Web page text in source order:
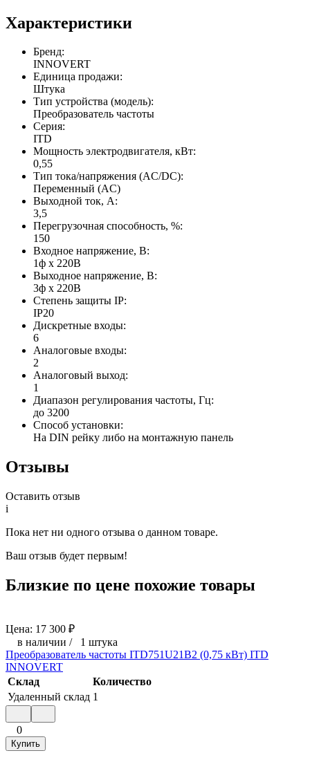
Характеристики
Бренд:
INNOVERT
Единица продажи:
Штука
Тип устройства (модель):
Преобразователь частоты
Серия:
ITD
Мощность электродвигателя, кВт:
0,55
Тип тока/напряжения (AC/DC):
Переменный (AC)
Выходной ток, А:
3,5
Перегрузочная способность, %:
150
Входное напряжение, В:
1ф x 220В
Выходное напряжение, В:
3ф х 220В
Степень защиты IP:
IP20
Дискретные входы:
6
Аналоговые входы:
2
Аналоговый выход:
1
Диапазон регулирования частоты, Гц:
до 3200
Способ установки:
На DIN рейку либо на монтажную панель
Отзывы
Оставить отзыв
i
Пока нет ни одного отзыва о данном товаре.
Ваш отзыв будет первым!
Близкие по цене похожие товары
Цена: 17 300 ₽
в наличии / 1 штука
Преобразователь частоты ITD751U21B2 (0,75 кВт) ITD
INNOVERT
Склад
Количество
Удаленный склад 1
0
Купить